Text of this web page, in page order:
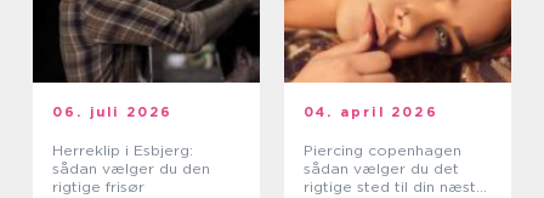
06. juli 2026
Herreklip i Esbjerg:
sådan vælger du den
rigtige frisør
04. april 2026
Piercing copenhagen
sådan vælger du det
rigtige sted til din næste